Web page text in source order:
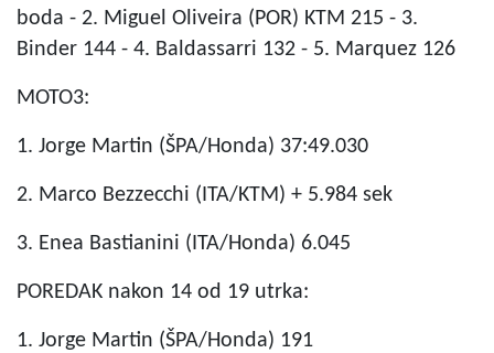
boda - 2. Miguel Oliveira (POR) KTM 215 - 3.
Binder 144 - 4. Baldassarri 132 - 5. Marquez 126
MOTO3:
1. Jorge Martin (ŠPA/Honda) 37:49.030
2. Marco Bezzecchi (ITA/KTM) + 5.984 sek
3. Enea Bastianini (ITA/Honda) 6.045
POREDAK nakon 14 od 19 utrka:
1. Jorge Martin (ŠPA/Honda) 191